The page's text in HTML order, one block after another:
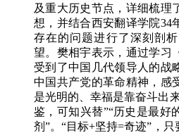
及重大历史节点，详细梳理
想，并结合西安翻译学院34
存在的问题进行了深刻剖
望。樊相宇表示，通过学习
受到了中国几代领导人的战
中国共产党的革命精神，感
是光明的、幸福是靠奋斗出
鉴，可知兴替”“历史是最好
剂”。“目标+坚持=奇迹”，